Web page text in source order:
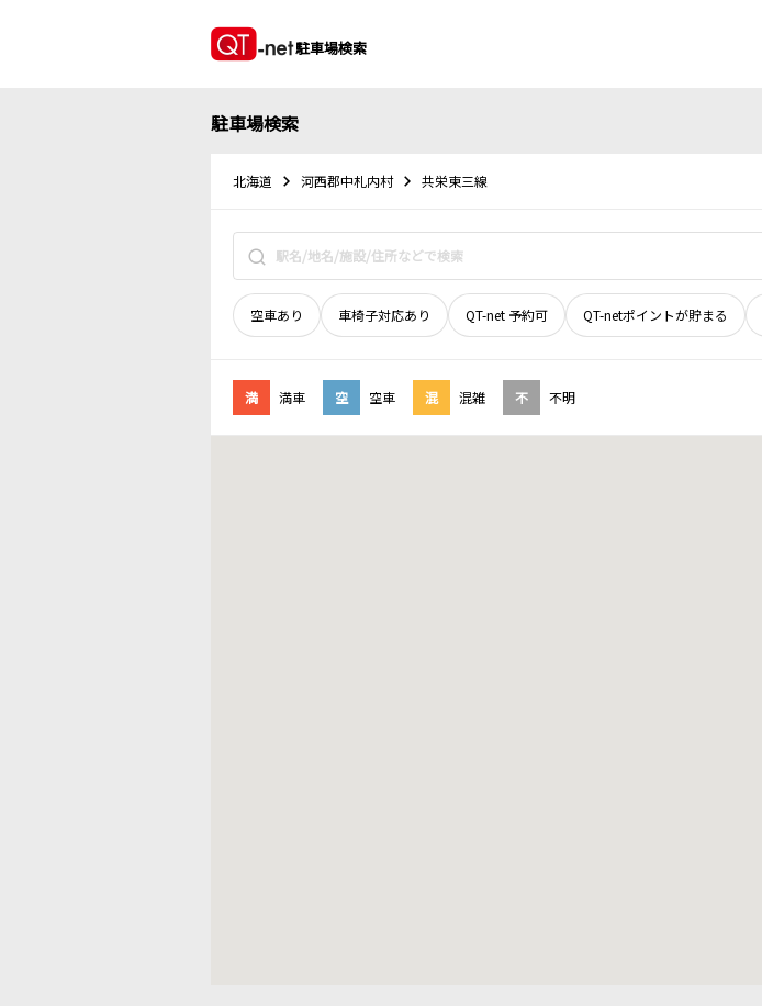
駐車場検索
駐車場検索
北海道 河西郡中札内村 共栄東三線
空車あり 車椅子対応あり QT-net 予約可 QT-netポイントが貯まる
満 満車 空 空車 混 混雑 不 不明